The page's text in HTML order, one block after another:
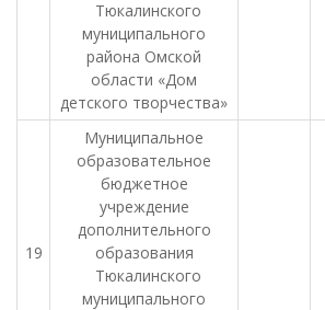
Тюкалинского
муниципального
района Омской
области «Дом
детского творчества»
19
Муниципальное
образовательное
бюджетное
учреждение
дополнительного
образования
Тюкалинского
муниципального